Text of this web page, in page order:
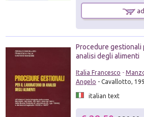
Procedure gestionali
analisi degli alimenti
Italia Francesco -
Angelo - Cavallotto,
italian text